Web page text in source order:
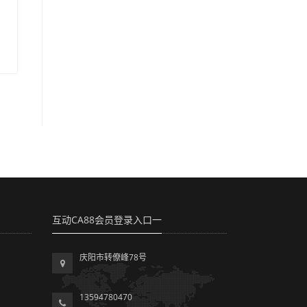
互动CA88会员登录入口一
庆阳市转僚峰78号
13594780470